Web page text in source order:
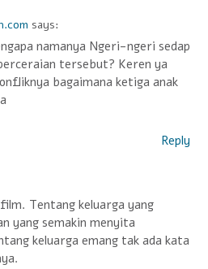
says:
namanya Ngeri-ngeri sedap
tersebut? Keren ya
bagaimana ketiga anak
Reply
Tentang keluarga yang
yang semakin menyita
keluarga emang tak ada kata